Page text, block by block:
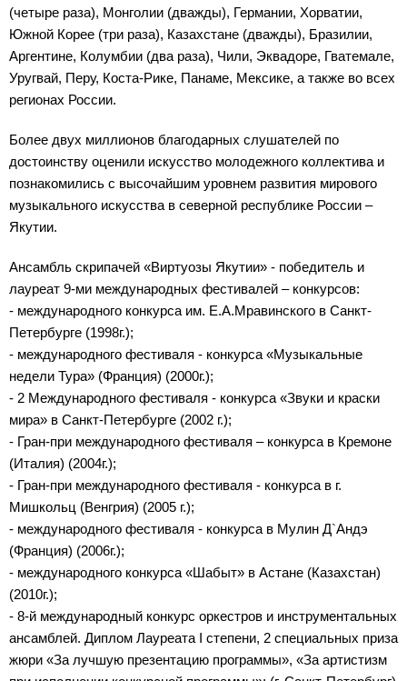
(четыре раза), Монголии (дважды), Германии, Хорватии,
Южной Корее (три раза), Казахстане (дважды), Бразилии,
Аргентине, Колумбии (два раза), Чили, Эквадоре, Гватемале,
Уругвай, Перу, Коста-Рике, Панаме, Мексике, а также во всех
регионах России.
Более двух миллионов благодарных слушателей по
достоинству оценили искусство молодежного коллектива и
познакомились с высочайшим уровнем развития мирового
музыкального искусства в северной республике России –
Якутии.
Ансамбль скрипачей «Виртуозы Якутии» - победитель и
лауреат 9-ми международных фестивалей – конкурсов:
- международного конкурса им. Е.А.Мравинского в Санкт-
Петербурге (1998г.);
- международного фестиваля - конкурса «Музыкальные
недели Тура» (Франция) (2000г.);
- 2 Международного фестиваля - конкурса «Звуки и краски
мира» в Санкт-Петербурге (2002 г.);
- Гран-при международного фестиваля – конкурса в Кремоне
(Италия) (2004г.);
- Гран-при международного фестиваля - конкурса в г.
Мишкольц (Венгрия) (2005 г.);
- международного фестиваля - конкурса в Мулин Д`Андэ
(Франция) (2006г.);
- международного конкурса «Шабыт» в Астане (Казахстан)
(2010г.);
- 8-й международный конкурс оркестров и инструментальных
ансамблей. Диплом Лауреата I степени, 2 специальных приза
жюри «За лучшую презентацию программы», «За артистизм